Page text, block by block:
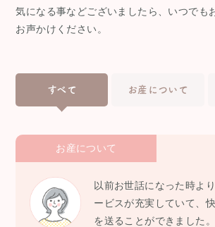
気になる事などございましたら、いつでも
お声かけください。
すべて お産について
お産について
以前お世話になった時よ
ービスが充実していて、
を送ることができました